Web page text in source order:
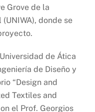
Grove de la
donde se
de Ática
de Diseño y
“Design and
Textiles and
el Prof. Georgios